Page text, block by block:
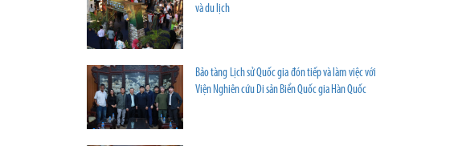
và du lịch
Bảo tàng Lịch sử Quốc gia đón tiếp và làm việc với
Viện Nghiên cứu Di sản Biển Quốc gia Hàn Quốc